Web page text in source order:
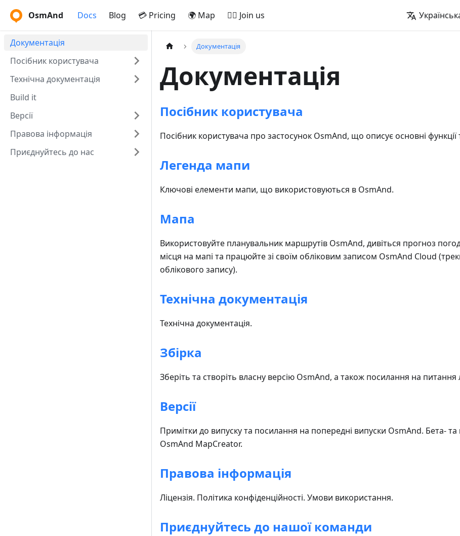
OsmAnd Docs Blog 💳 Pricing 🌍 Map 🚵‍♂️ Join us
Документація
Посібник користувача
Технічна документація
Build it
Версії
Правова інформація
Приєднуйтесь до нас
Документація
Документація
Посібник користувача
Посібник користувача про застосунок OsmAnd, що описує основні
Легенда мапи
Ключові елементи мапи, що використовуються в OsmAnd.
Мапа
Використовуйте планувальник маршрутів OsmAnd, дивіться прогноз
місця на мапі та працюйте зі своїм обліковим записом OsmAnd Cloud
облікового запису).
Технічна документація
Технічна документація.
Збірка
Зберіть та створіть власну версію OsmAnd, а також посилання на питання
Версії
Примітки до випуску та посилання на попередні випуски OsmAnd. Бета- та
OsmAnd MapCreator.
Правова інформація
Ліцензія. Політика конфіденційності. Умови використання.
Приєднуйтесь до нашої команди